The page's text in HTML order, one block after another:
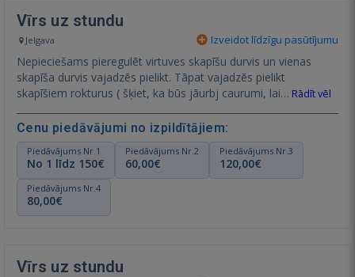
Vīrs uz stundu
Jelgava Izveidot līdzīgu pasūtījumu
Nepieciešams pieregulēt virtuves skapīšu durvis un vienas
skapīša durvis vajadzēs pielikt. Tāpat vajadzēs pielikt
skapīšiem rokturus ( šķiet, ka būs jāurbj caurumi, lai… Rādīt vēl
Cenu piedāvājumi no izpildītājiem:
Piedāvājums Nr.1
No 1 līdz 150€
Piedāvājums Nr.2
60,00€
Piedāvājums Nr.3
120,00€
Piedāvājums Nr.4
80,00€
Vīrs uz stundu